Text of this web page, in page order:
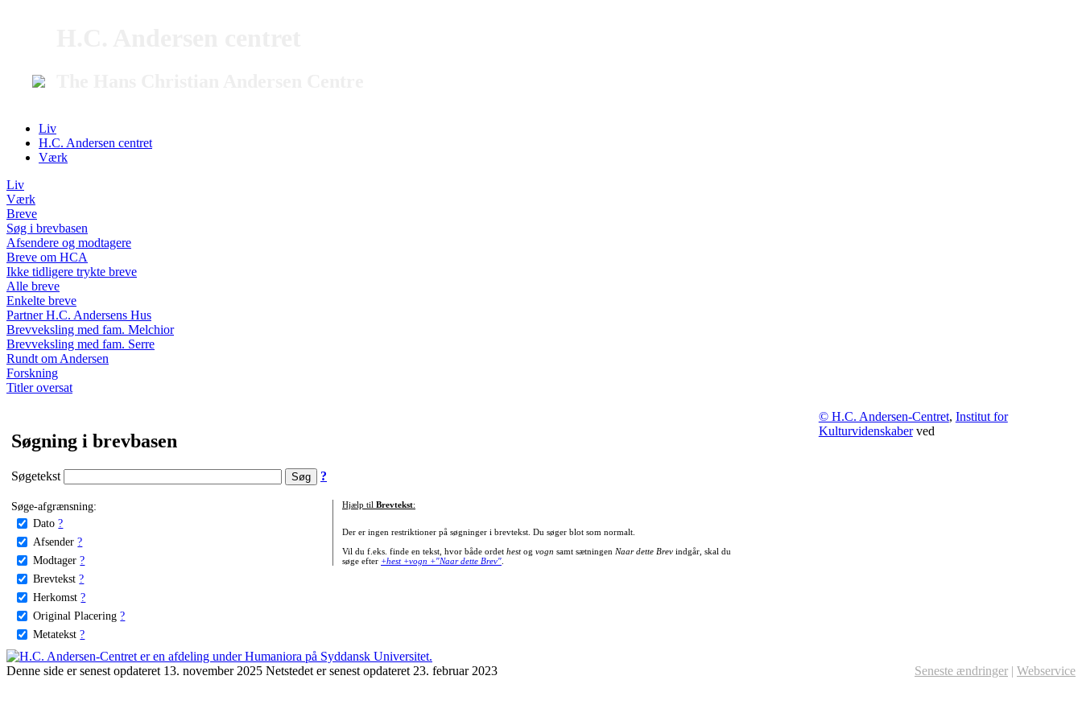
Liv
H.C. Andersen centret
Værk
Liv
Værk
Breve
Søg i brevbasen
Afsendere og modtagere
Breve om HCA
Ikke tidligere trykte breve
Alle breve
Enkelte breve
Partner H.C. Andersens Hus
Brevveksling med fam. Melchior
Brevveksling med fam. Serre
Rundt om Andersen
Forskning
Titler oversat
Søgning i brevbasen
Søgetekst ?
Søge-afgrænsning:
Dato ?
Afsender ?
Modtager ?
Brevtekst ?
Herkomst ?
Original Placering ?
Metatekst ?
Hjælp til Brevtekst:
Der er ingen restriktioner på søgninger i brevtekst. Du søger blot som normalt.
Vil du f.eks. finde en tekst, hvor både ordet hestog vogn samt sætningen Naar dette Brevindgår, skal du
søge efter +hest +vogn +"Naar dette Brev".
© H.C. Andersen-Centret, Institut for
Kulturvidenskaberved
Denne side er senest opdateret 13. november 2025 Netstedet er senest opdateret 23. februar 2023 Seneste ændringer | Webservice